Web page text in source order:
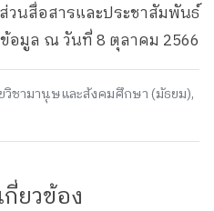
วนสื่อสารและประชาสัมพันธ์
ข้อมูล ณ วันที่ 8 ตุลาคม 2566
วิชามานุษและสังคมศึกษา (มัธยม),
กี่ยวข้อง